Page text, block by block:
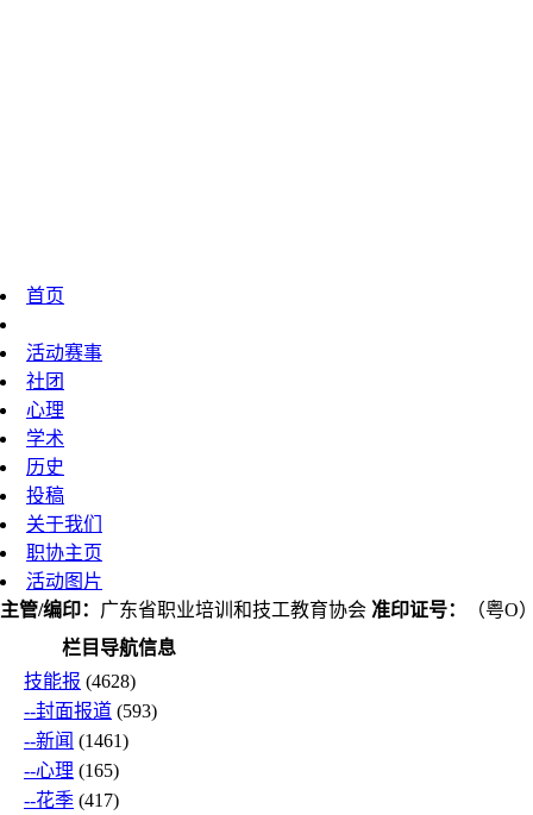
首页
活动赛事
社团
心理
学术
历史
投稿
关于我们
职协主页
活动图片
主管/编印： 广东省职业培训和技工教育协会 准印证号：
（粤O
栏目导航信息
技能报 (4628)
--封面报道 (593)
--新闻 (1461)
--心理 (165)
--花季 (417)